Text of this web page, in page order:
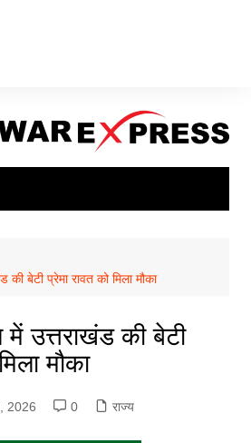
बेटी प्रेमा रावत को मिला मौका
उत्तराखंड की बेटी
मौका
2026 0 राज्य